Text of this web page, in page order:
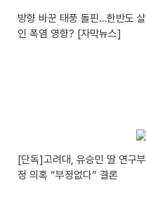
방향 바꾼 태풍 돌핀…한반도 살
인 폭염 영향? [자막뉴스]
[단독]고려대, 유승민 딸 연구부
정 의혹 “부정없다” 결론